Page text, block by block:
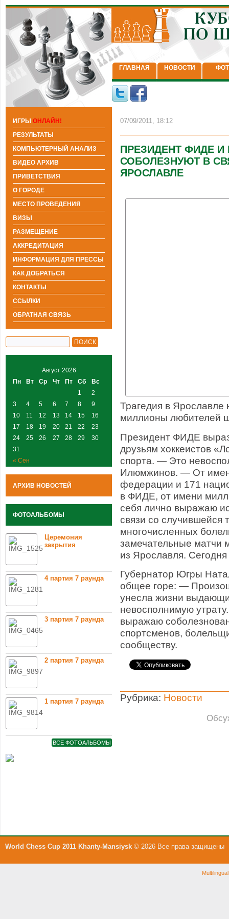
ГЛАВНАЯ НОВОСТИ
07/09/2011, 18:12
ПРЕЗИДЕНТ ФИДЕ
СОБОЛЕЗНУЮТ В
ЯРОСЛАВЛЕ
Трагедия в
миллионы любителей
Президент ФИДЕ
друзьям хоккеистов
спорта. — Это
Илюмжинов. — От
федерации и 171
в ФИДЕ, от имени
себя лично выражаю
связи со случившейся
многочисленных
замечательные матчи
из Ярославля.
Губернатор Югры
общее горе: —
унесла жизни
невосполнимую
выражаю
спортсменов,
сообществу.
Рубрика: Новости
ИГРЫ ОНЛАЙН!
РЕЗУЛЬТАТЫ
КОМПЬЮТЕРНЫЙ АНАЛИЗ
ВИДЕО АРХИВ
ПРИВЕТСТВИЯ
О ГОРОДЕ
МЕСТО ПРОВЕДЕНИЯ
ВИЗЫ
РАЗМЕЩЕНИЕ
АККРЕДИТАЦИЯ
ИНФОРМАЦИЯ ДЛЯ ПРЕССЫ
КАК ДОБРАТЬСЯ
КОНТАКТЫ
ССЫЛКИ
ОБРАТНАЯ СВЯЗЬ
Август 2026
Пн
Вт Ср Чт Пт Сб Вс
« Сен
1
2
3
4 5 6 7 8
9
10
11 12 13 14 15
16
17
18 19 20 21 22
23
24
25 26 27 28 29
30
31
АРХИВ НОВОСТЕЙ
ФОТОАЛЬБОМЫ
Церемония
закрытия
4 партия 7 раунда
3 партия 7 раунда
2 партия 7 раунда
1 партия 7 раунда
ВСЕ ФОТОАЛЬБОМЫ
World Chess Cup 2011 Khanty-Mansiysk © 2026 Все права защищены